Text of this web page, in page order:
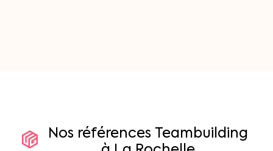
Nos références Teambuilding